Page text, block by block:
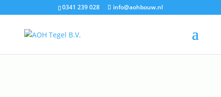
0341 239 028 info@aohbouw.nl